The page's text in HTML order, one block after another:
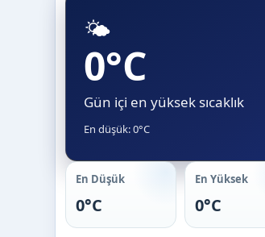
🌤️
0°C
Gün içi en yüksek sıcaklık
En düşük: 0°C
En Düşük
0°C
En Yüksek
0°C